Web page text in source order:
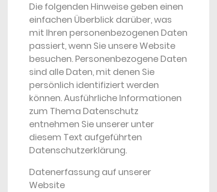
Die folgenden Hinweise geben einen
einfachen Überblick darüber, was
mit Ihren personenbezogenen Daten
passiert, wenn Sie unsere Website
besuchen. Personenbezogene Daten
sind alle Daten, mit denen Sie
persönlich identifiziert werden
können. Ausführliche Informationen
zum Thema Datenschutz
entnehmen Sie unserer unter
diesem Text aufgeführten
Datenschutzerklärung.
Datenerfassung auf unserer
Website